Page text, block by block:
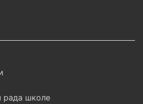
рада школе